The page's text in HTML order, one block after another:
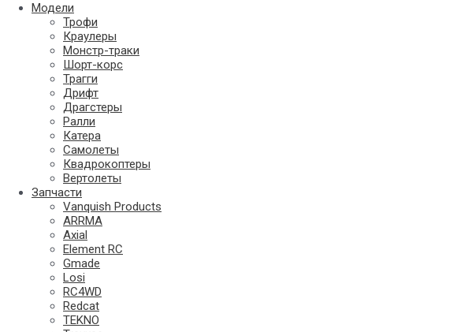
Модели
Трофи
Краулеры
Монстр-траки
Шорт-корс
Трагги
Дрифт
Драгстеры
Ралли
Катера
Самолеты
Квадрокоптеры
Вертолеты
Запчасти
Vanquish Products
ARRMA
Axial
Element RC
Gmade
Losi
RC4WD
Redcat
TEKNO